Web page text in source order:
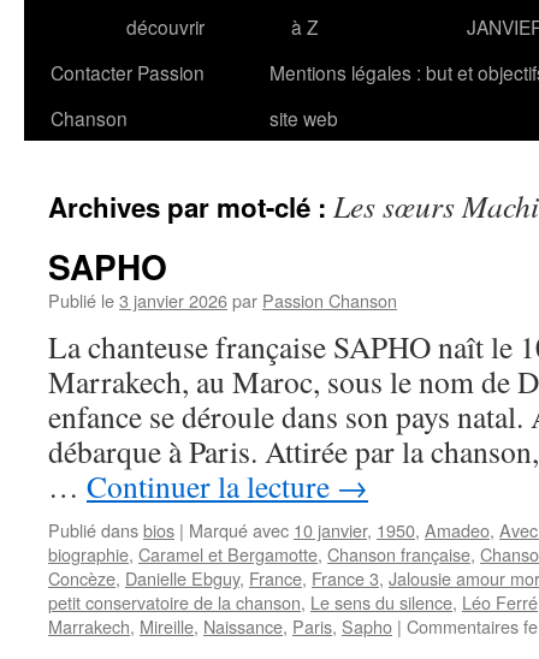
découvrir
à Z
Contacter Passion
Chanson
Mentions légales : but et
site web
Archives par mot-clé : Les sœurs
SAPHO
Publié le3 janvier 2026par Passion Chanson
La chanteuse française SAPHO naît le
Marrakech, au Maroc, sous le nom de
enfance se déroule dans son pays
débarque à Paris. Attirée par la
… Continuer la lecture →
Publié dansbios | Marqué avec 10 janvier, 1950, Amadeo,
biographie, Caramel et Bergamotte, Chanson française,
Concèze, Danielle Ebguy, France, France 3, Jalousie amour
petit conservatoire de la chanson, Le sens du silence, Léo Ferré
Marrakech, Mireille, Naissance, Paris, Sapho | Commentaires